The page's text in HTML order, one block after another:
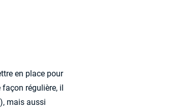
en place pour
régulière, il
mais aussi